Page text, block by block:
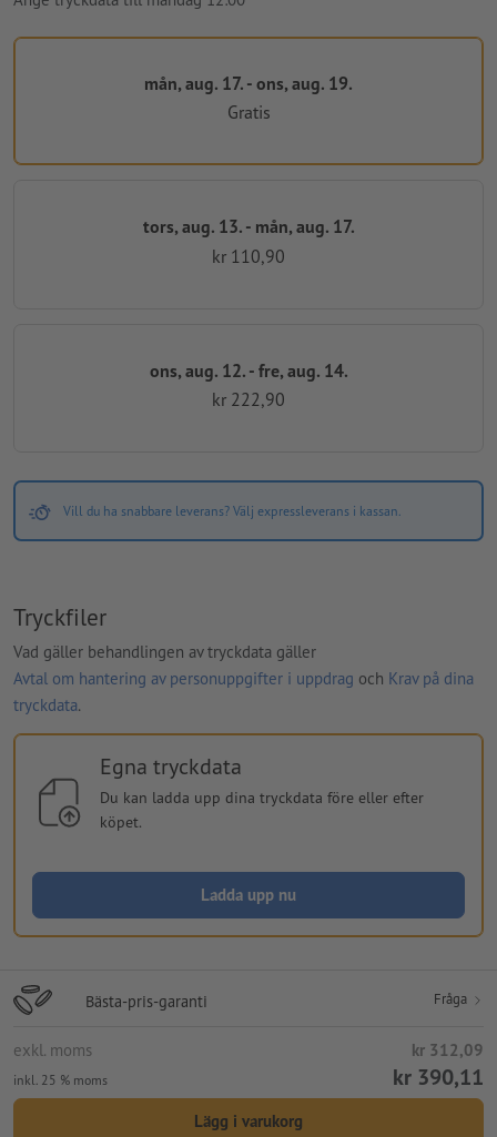
mån, aug. 17. - ons, aug. 19.
Gratis
tors, aug. 13. - mån, aug. 17.
kr 110,90
ons, aug. 12. - fre, aug. 14.
kr 222,90
Vill du ha snabbare leverans? Välj expressleverans i kassan.
Tryckfiler
Vad gäller behandlingen av tryckdata gäller
Avtal om hantering av personuppgifter i uppdrag och Krav på dina
tryckdata.
Egna tryckdata
Du kan ladda upp dina tryckdata före eller efter
köpet.
Ladda upp nu
Bästa-pris-garanti Fråga
exkl. moms kr 312,09
inkl. 25 % moms kr 390,11
Lägg i varukorg